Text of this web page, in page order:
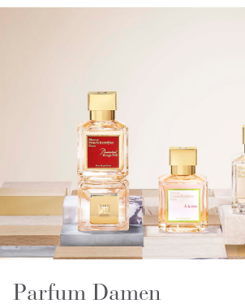
Parfum Damen